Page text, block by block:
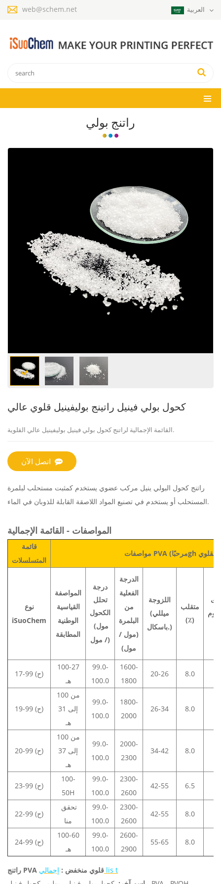
web@schem.net
راتنج بولي
كحول بولي فينيل راتينج بوليفينيل قلوي عالي
القائمة الإجمالية لراتنج كحول بولي فينيل بوليفينيل عالي القلوية .
اتصل الآن
راتنج كحول البولي ينيل مركب عضوي يستخدم كمثبت مستحلب لبلمرة
المستحلب أو يستخدم في تصنيع المواد اللاصقة القابلة للذوبان في الماء.
المواصفات - القائمة الإجمالية
قائمة
المتسلسلات
مواصفات PVA (مرحبًا
نوع
iSuoChem
المواصفة
القياسية
الوطنية
المطابقة
درجة
تحلل
الكحول
(مول
/ مول)
الدرجة
الفعلية
من
البلمرة
(مول /
مول)
اللزوجة
(ميللي
باسكال.)
متقلب
(٪)
17-99 (ح)
100-27
هـ
99.0-
100.0
1600-
1800
20-26 8.0
19-99 (ح)
من 100
إلى 31
هـ
99.0-
100.0
1800-
2000
26-34 8.0
20-99 (ح)
من 100
إلى 37
هـ
99.0-
100.0
2000-
2300
34-42 8.0
23-99 (ح)
100-
50H
99.0-
100.0
2300-
2600
42-55 6.5
22-99 (ح)
منا
99.0-
100.0
2300-
2600
42-55 8.0
24-99 (ح)
100-60
هـ
99.0-
100.0
2600-
2900
55-65 8.0
راتنج PVA قلوي منخفض : إجمالي lis t